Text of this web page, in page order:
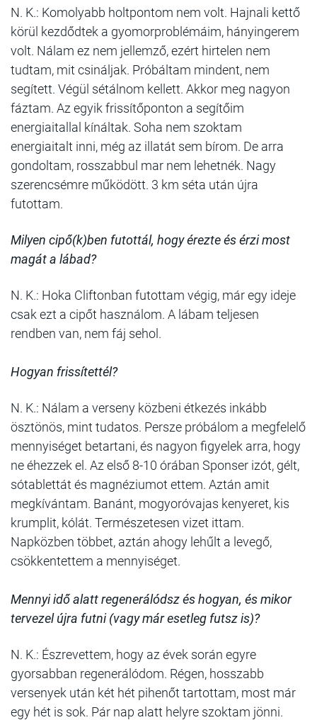
N. K.: Komolyabb holtpontom nem volt. Hajnali kettő
körül kezdődtek a gyomorproblémáim, hányingerem
volt. Nálam ez nem jellemző, ezért hirtelen nem
tudtam, mit csináljak. Próbáltam mindent, nem
segített. Végül sétálnom kellett. Akkor meg nagyon
fáztam. Az egyik frissítőponton a segítőim
energiaitallal kínáltak. Soha nem szoktam
energiaitalt inni, még az illatát sem bírom. De arra
gondoltam, rosszabbul mar nem lehetnék. Nagy
szerencsémre működött. 3 km séta után újra
futottam.
Milyen cipő(k)ben futottál, hogy érezte és érzi most
magát a lábad?
N. K.: Hoka Cliftonban futottam végig, már egy ideje
csak ezt a cipőt használom. A lábam teljesen
rendben van, nem fáj sehol.
Hogyan frissítettél?
N. K.: Nálam a verseny közbeni étkezés inkább
ösztönös, mint tudatos. Persze próbálom a megfelelő
mennyiséget betartani, és nagyon figyelek arra, hogy
ne éhezzek el. Az első 8-10 órában Sponser izót, gélt,
sótablettát és magnéziumot ettem. Aztán amit
megkívántam. Banánt, mogyoróvajas kenyeret, kis
krumplit, kólát. Természetesen vizet ittam.
Napközben többet, aztán ahogy lehűlt a levegő,
csökkentettem a mennyiséget.
Mennyi idő alatt regenerálódsz és hogyan, és mikor
tervezel újra futni (vagy már esetleg futsz is)?
N. K.: Észrevettem, hogy az évek során egyre
gyorsabban regenerálódom. Régen, hosszabb
versenyek után két hét pihenőt tartottam, most már
egy hét is sok. Pár nap alatt helyre szoktam jönni.